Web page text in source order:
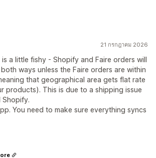
21 กรกฎาคม 2026
a little fishy - Shopify and Faire orders will
ways unless the Faire orders are within
that geographical area gets flat rate
products). This is due to a shipping issue
Shopify.
You need to make sure everything syncs